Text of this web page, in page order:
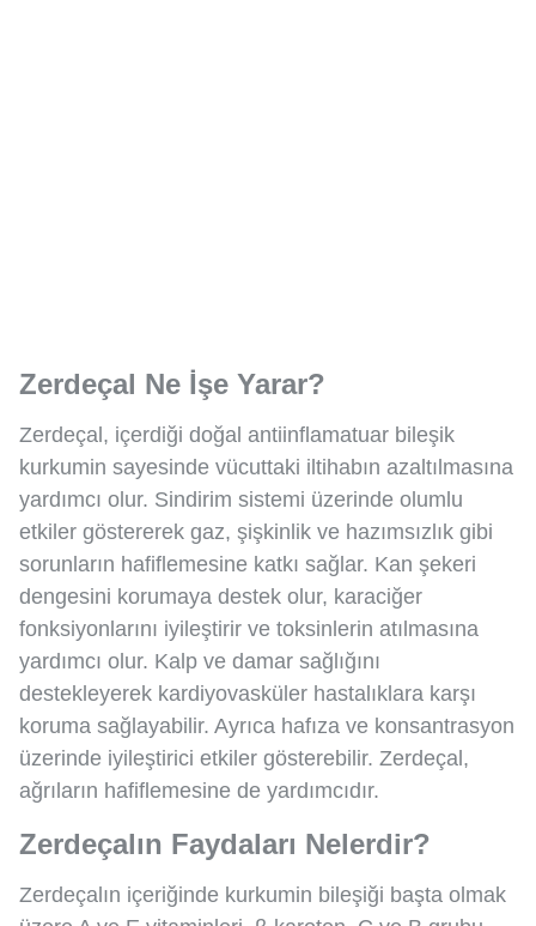
Zerdeçal Ne İşe Yarar?
Zerdeçal, içerdiği doğal antiinflamatuar bileşik
kurkumin sayesinde vücuttaki iltihabın azaltılmasına
yardımcı olur. Sindirim sistemi üzerinde olumlu
etkiler göstererek gaz, şişkinlik ve hazımsızlık gibi
sorunların hafiflemesine katkı sağlar. Kan şekeri
dengesini korumaya destek olur, karaciğer
fonksiyonlarını iyileştirir ve toksinlerin atılmasına
yardımcı olur. Kalp ve damar sağlığını
destekleyerek kardiyovasküler hastalıklara karşı
koruma sağlayabilir. Ayrıca hafıza ve konsantrasyon
üzerinde iyileştirici etkiler gösterebilir. Zerdeçal,
ağrıların hafiflemesine de yardımcıdır.
Zerdeçalın Faydaları Nelerdir?
Zerdeçalın içeriğinde kurkumin bileşiği başta olmak